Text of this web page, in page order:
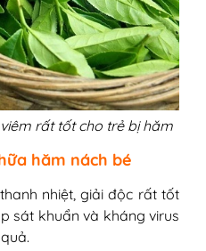
rất tốt cho trẻ bị hăm
hăm nách bé
nhiệt, giải độc rất tốt
sát khuẩn và kháng virus